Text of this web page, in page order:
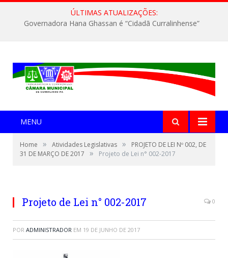
ÚLTIMAS ATUALIZAÇÕES:
Governadora Hana Ghassan é “Cidadã Curralinhense”
MENU
Home » Atividades Legislativas »
PROJETO DE LEI Nº 002, DE
31 DE MARÇO DE 2017
» Projeto de Lei n° 002-2017
Projeto de Lei n° 002-2017 0
POR ADMINISTRADOR EM 19 DE JUNHO DE 2017